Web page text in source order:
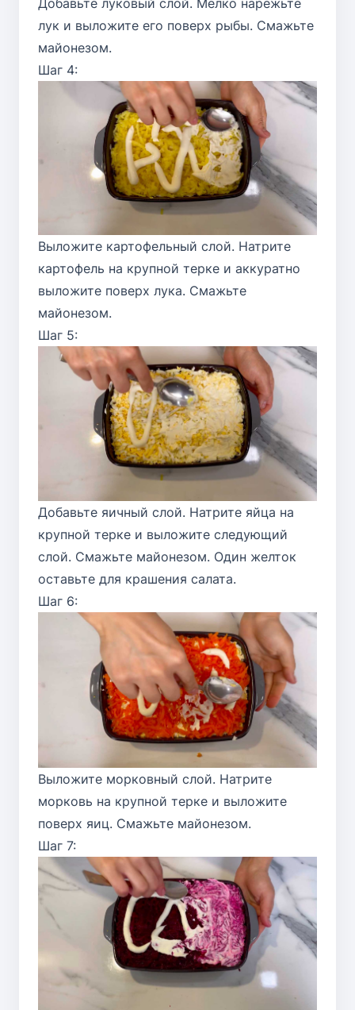
лук и выложите его поверх рыбы. Смажьте
майонезом.
Шаг 4:
Выложите картофельный слой. Натрите
картофель на крупной терке и аккуратно
выложите поверх лука. Смажьте
майонезом.
Шаг 5:
Добавьте яичный слой. Натрите яйца на
крупной терке и выложите следующий
слой. Смажьте майонезом. Один желток
оставьте для крашения салата.
Шаг 6:
Выложите морковный слой. Натрите
морковь на крупной терке и выложите
поверх яиц. Смажьте майонезом.
Шаг 7: